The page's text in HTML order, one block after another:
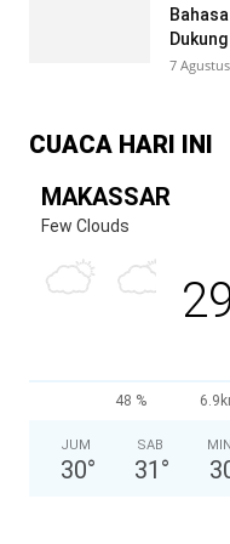
7
CUACA HARI INI
MAKASSAR
Few Clouds
48 %
JUM
30°
SAB
31 °